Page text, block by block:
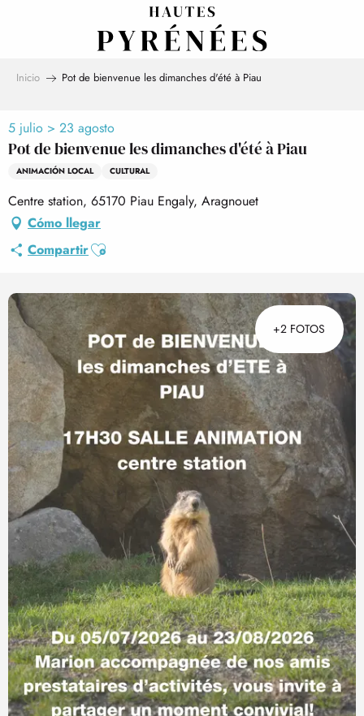
Inicio Pot de bienvenue les dimanches d'été à Piau
5 julio > 23 agosto
Pot de bienvenue les dimanches d'été à Piau
ANIMACIÓN LOCAL CULTURAL
Centre station, 65170 Piau Engaly, Aragnouet
Cómo llegar
CompartirAjouter aux favoris
+2 FOTOS